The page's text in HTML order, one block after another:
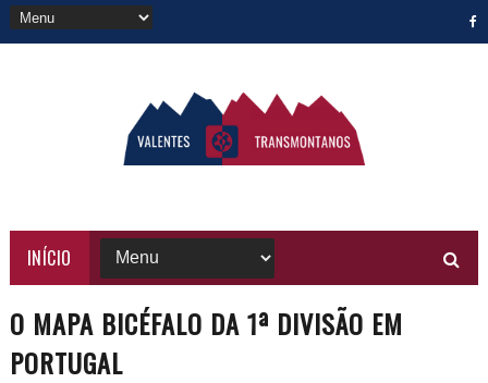
INÍCIO
O MAPA BICÉFALO DA 1ª DIVISÃO EM
PORTUGAL